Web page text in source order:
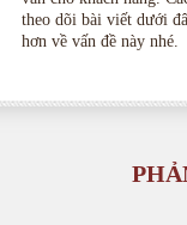
theo dõi bài viết dưới
hơn về vấn đề này nhé.